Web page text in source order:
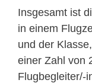
Insgesamt ist
in einem
und der
einer Zahl von
Flugbegleiter/-